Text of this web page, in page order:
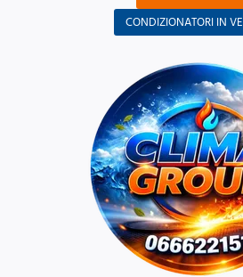
CONDIZIONATORI IN